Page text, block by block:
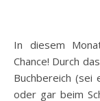
In diesem Monat bekommen auch ältere Bücher eine
Chance! Durch
Buchbereich
oder gar beim